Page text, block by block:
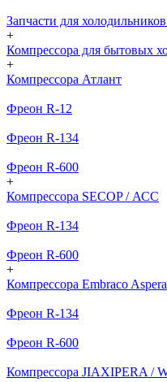
Запчасти для
+
Компрессора для бытовых
+
Компрессора Атлант
Фреон R-12
Фреон R-134
Фреон R-600
+
Компрессора SECOP / АСС
Фреон R-134
Фреон R-600
+
Компрессора Embraco Aspera
Фреон R-134
Фреон R-600
Компрессора JIAXIPERA /